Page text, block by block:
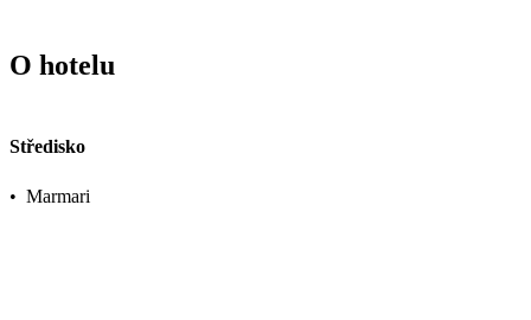
O hotelu
Středisko
• Marmari